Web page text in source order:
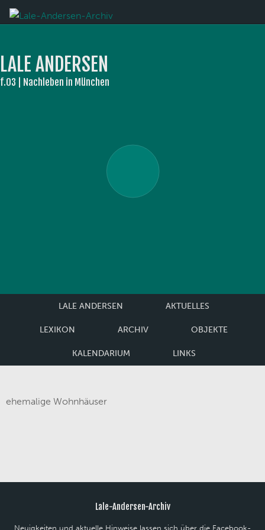
LALE ANDERSEN
f.03 | Nachleben in München
LALE ANDERSEN AKTUELLES
LEXIKON ARCHIV OBJEKTE
KALENDARIUM LINKS
ehemalige Wohnhäuser
Lale-Andersen-Archiv
Neuigkeiten und aktuelle Hinweise lassen sich über die Facebook-